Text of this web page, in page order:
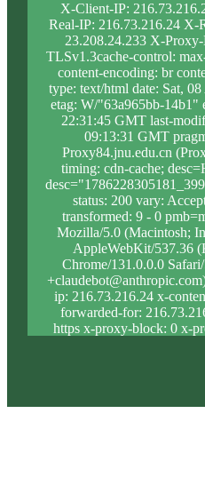
X-Client-IP:
Real-IP: 216.73.216.24
23.208.24.233 X-
TLSv1.3cache-control:
content-encoding: br
type: text/html date: Sat,
etag: W/"63a965bb-14b1"
22:31:45 GMT last-
09:13:31 GMT
Proxy84.jnu.edu.cn
timing: cdn-cache;
status: 200 vary:
transformed: 9 - 0
Mozilla/5.0 (Macintosh;
AppleWebKit/537.36
Chrome/131.0.0.0
ip: 216.73.216.24 x-
forwarded-for:
https x-proxy-block: 0 x-